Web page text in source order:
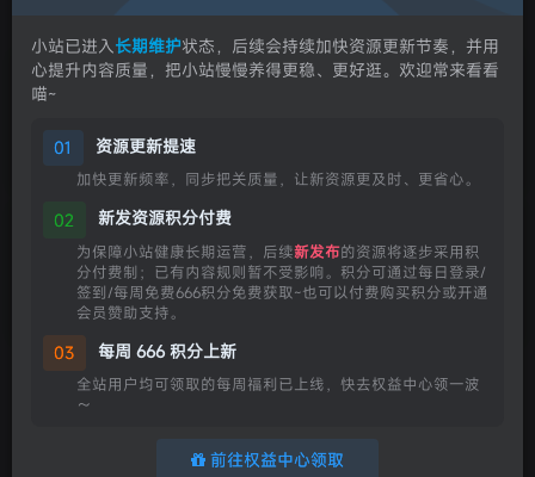
更新 浏览 点赞 评论
碧蓝幻想 Relink 无尽黄昏 — 这才是老
Rogue-lite模式
26天前
2026年7月新游速递｜节奏天国重磅回
归，斯普拉遁PVE新篇来袭！
游戏资讯
小站已进入长期维护状态，后续会持续加快资源更新节奏，并用
心提升内容质量，把小站慢慢养得更稳、更好逛。欢迎常来看看
喵~
01 资源更新提速
加快更新频率，同步把关质量，让新资源更及时、更省心。
02 新发资源积分付费
为保障小站健康长期运营，后续新发布的资源将逐步采用积
分付费制；已有内容规则暂不受影响。积分可通过每日登录/
签到/每周免费666积分免费获取~也可以付费购买积分或开通
会员赞助支持。
03 每周 666 积分上新
全站用户均可领取的每周福利已上线，快去权益中心领一波
～
前往权益中心领取